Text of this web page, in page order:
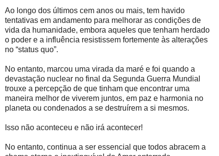
Ao longo dos últimos cem anos ou mais, tem havido
tentativas em andamento para melhorar as condições de
vida da humanidade, embora aqueles que tenham herdado
o poder e a influência resistissem fortemente às alterações
no “status quo”.
No entanto, marcou uma virada da maré e foi quando a
devastação nuclear no final da Segunda Guerra Mundial
trouxe a percepção de que tinham que encontrar uma
maneira melhor de viverem juntos, em paz e harmonia no
planeta ou condenados a se destruírem a si mesmos.
Isso não aconteceu e não irá acontecer!
No entanto, continua a ser essencial que todos abracem a